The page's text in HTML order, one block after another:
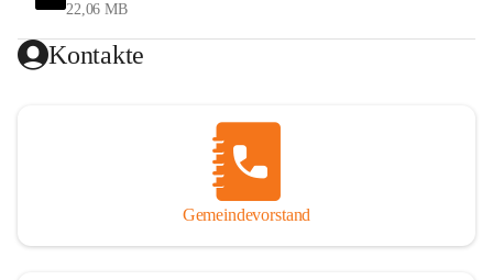
22,06 MB
Kontakte
Gemeindevorstand